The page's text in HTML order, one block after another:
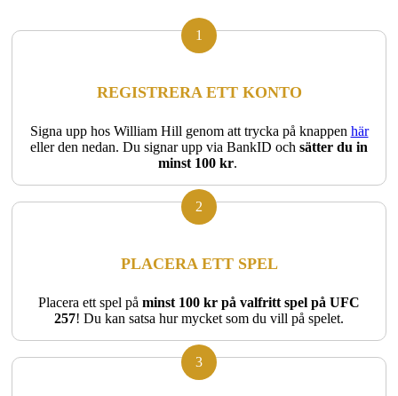
1
REGISTRERA ETT KONTO
Signa upp hos William Hill genom att trycka på knappen här
eller den nedan. Du signar upp via BankID och sätter du in
minst 100 kr.
2
PLACERA ETT SPEL
Placera ett spel på minst 100 kr på valfritt spel på UFC
257! Du kan satsa hur mycket som du vill på spelet.
3